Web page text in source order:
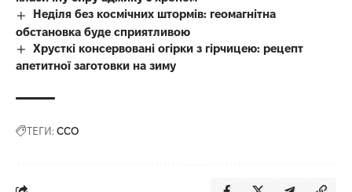
Неділя без космічних штормів: геомагнітна
обстановка буде сприятливою
Хрусткі консервовані огірки з гірчицею: рецепт
апетитної заготовки на зиму
ТЕГИ: ССО